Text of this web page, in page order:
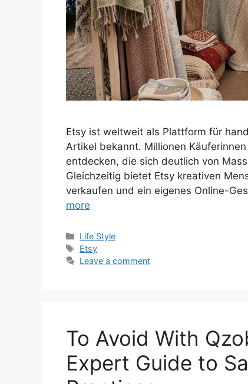
Etsy ist weltweit als Plattform für
Artikel bekannt. Millionen
entdecken, die sich deutlich von
Gleichzeitig bietet Etsy kreativen
verkaufen und ein eigenes Online-
more
Categories
Life Style
Tags
Etsy
Leave a comment
To Avoid With
Expert Guide to